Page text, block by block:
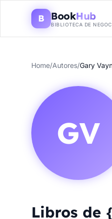
B BookHub
BIBLIOTECA DE
Home/Autores/Gary
GV
Libros de